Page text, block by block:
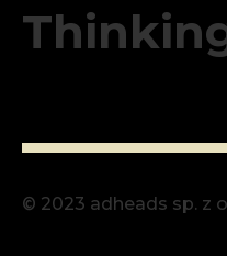
© 2023 adheads sp. z